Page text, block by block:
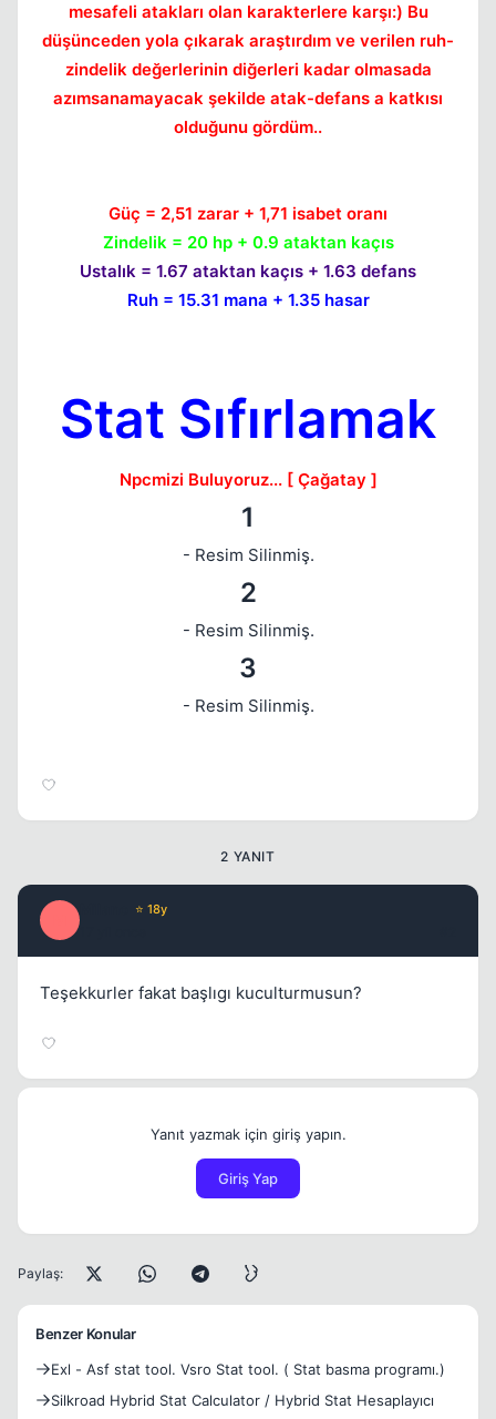
mesafeli atakları olan karakterlere karşı:) Bu
düşünceden yola çıkarak araştırdım ve verilen ruh-
zindelik değerlerinin diğerleri kadar olmasada
azımsanamayacak şekilde atak-defans a katkısı
olduğunu gördüm..
Güç = 2,51 zarar + 1,71 isabet oranı
Zindelik = 20 hp + 0.9 ataktan kaçıs
Ustalık = 1.67 ataktan kaçıs + 1.63 defans
Ruh = 15.31 mana + 1.35 hasar
Stat Sıfırlamak
Npcmizi Buluyoruz... [ Çağatay ]
1
- Resim Silinmiş.
2
- Resim Silinmiş.
3
- Resim Silinmiş.
2 YANIT
⭐ 18y
Teşekkurler fakat başlıgı kuculturmusun?
Yanıt yazmak için giriş yapın.
Giriş Yap
Paylaş:
Benzer Konular
Exl - Asf stat tool. Vsro Stat tool. ( Stat basma programı.)
Silkroad Hybrid Stat Calculator / Hybrid Stat Hesaplayıcı